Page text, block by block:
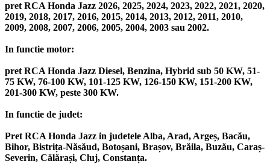
pret RCA Honda Jazz 2026, 2025, 2024, 2023, 2022, 2021, 2020,
2019, 2018, 2017, 2016, 2015, 2014, 2013, 2012, 2011, 2010,
2009, 2008, 2007, 2006, 2005, 2004, 2003 sau 2002.
In functie motor:
pret RCA Honda Jazz Diesel, Benzina, Hybrid sub 50 KW, 51-
75 KW, 76-100 KW, 101-125 KW, 126-150 KW, 151-200 KW,
201-300 KW, peste 300 KW.
In functie de judet:
Pret RCA Honda Jazz in judetele Alba, Arad, Argeș, Bacău,
Bihor, Bistrița-Năsăud, Botoșani, Brașov, Brăila, Buzău, Caraș-
Severin, Călărași, Cluj, Constanța.